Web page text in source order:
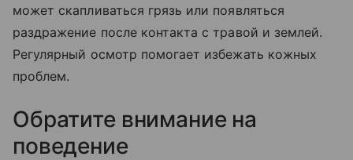
может скапливаться грязь или появляться
раздражение после контакта с травой и землей.
Регулярный осмотр помогает избежать кожных
проблем.
Обратите внимание на
поведение